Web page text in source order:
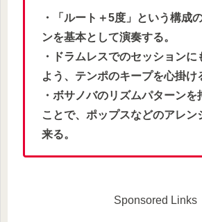
・「ルート＋5度」という構成
ンを基本として演奏する。
・ドラムレスでのセッションに
よう、テンポのキープを心掛け
・ボサノバのリズムパターンを
ことで、ポップスなどのアレン
来る。
Sponsored Links